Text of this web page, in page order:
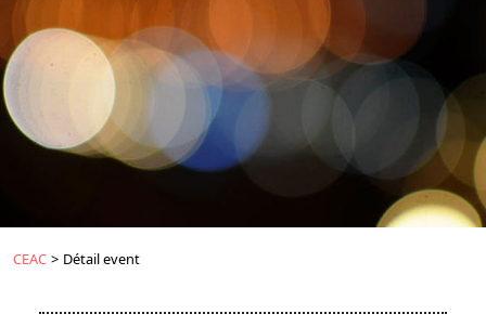
CEAC > Détail event